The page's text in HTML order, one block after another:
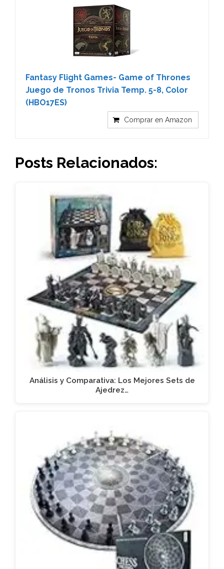
Fantasy Flight Games- Game of Thrones
Juego de Tronos Trivia Temp. 5-8, Color
(HBO17ES)
Comprar en Amazon
Posts Relacionados:
Análisis y Comparativa: Los Mejores Sets de
Ajedrez…